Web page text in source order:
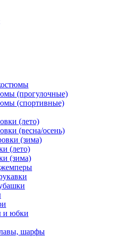
(прогулочные)
(спортивные)
(лето)
(весна/осень)
(зима)
(лето)
(зима)
и юбки
шарфы